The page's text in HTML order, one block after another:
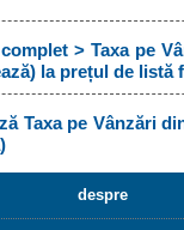
> Taxa pe
la prețul de listă
Taxa pe Vânzări
despre